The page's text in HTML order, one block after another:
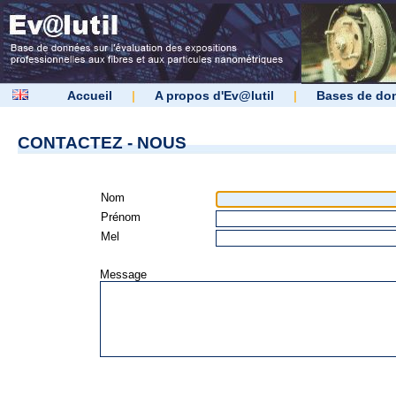
Accueil | A propos d'Ev@lutil | Bases de
CONTACTEZ - NOUS
Nom
Prénom
Mel
Message